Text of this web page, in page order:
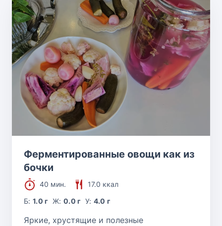
Ферментированные овощи как из
бочки
40 мин.
17.0 ккал
Б:1.0 г Ж: 0.0 г У: 4.0 г
Яркие, хрустящие и полезные